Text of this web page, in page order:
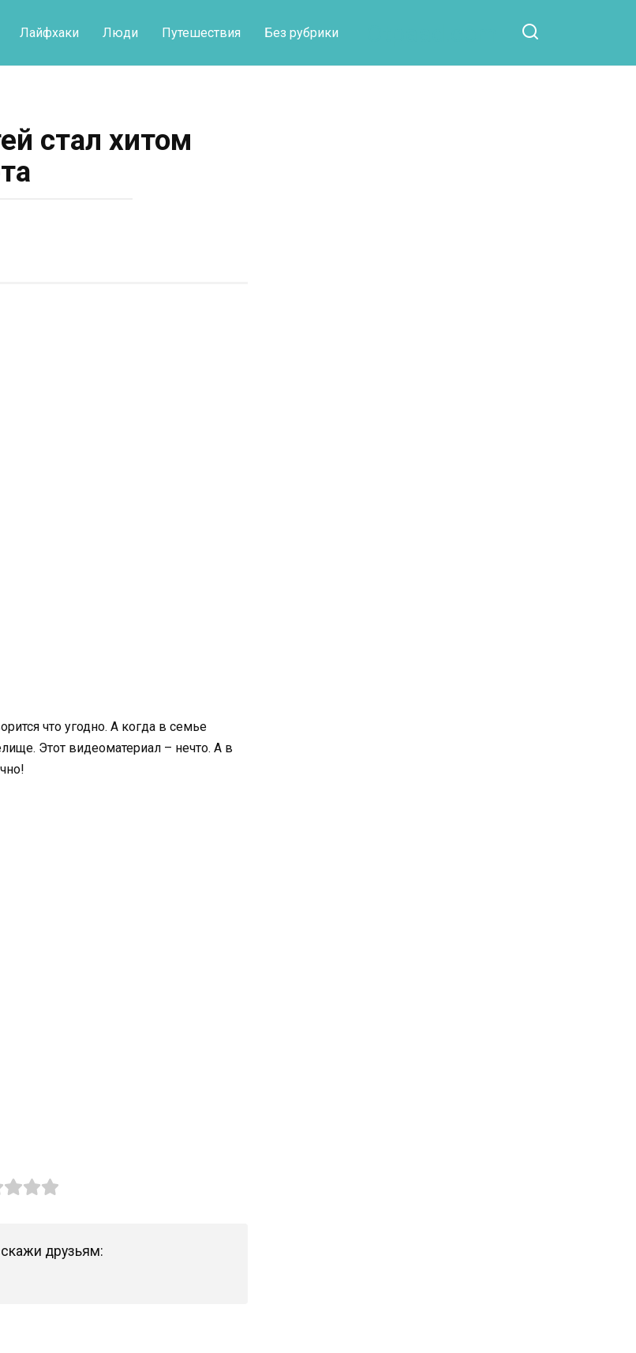
Лайфхаки Люди Путешествия Без рубрики
стал хитом
что угодно. А когда в семье
Этот видеоматериал – нечто. А в
друзьям: